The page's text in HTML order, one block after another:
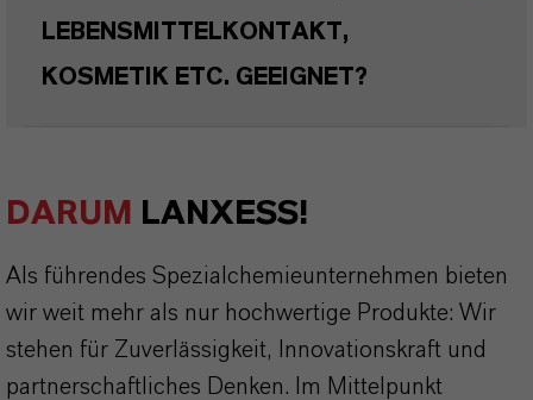
LEBENSMITTELKONTAKT,
KOSMETIK ETC. GEEIGNET?
DARUM LANXESS!
Als führendes Spezialchemieunternehmen bieten
wir weit mehr als nur hochwertige Produkte: Wir
stehen für Zuverlässigkeit, Innovationskraft und
partnerschaftliches Denken. Im Mittelpunkt